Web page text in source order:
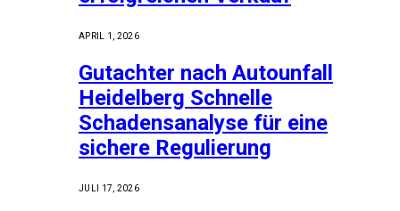
APRIL 1, 2026
Gutachter nach Autounfall
Heidelberg Schnelle
Schadensanalyse für eine
sichere Regulierung
JULI 17, 2026